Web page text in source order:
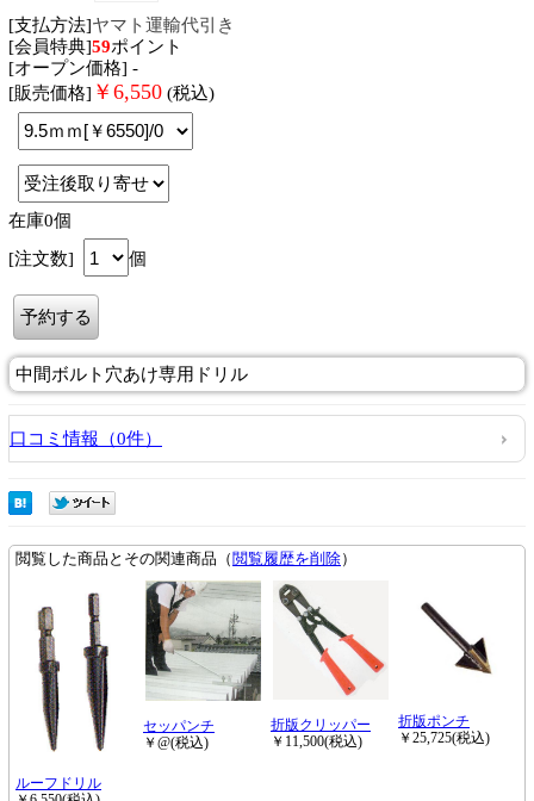
[支払方法]ヤマト運輸代引き
[会員特典]59ポイント
[オープン価格] -
[販売価格] ￥ 6,550 (税込)
在庫0個
[注文数]
個
中間ボルト穴あけ専用ドリル
口コミ情報（0件）